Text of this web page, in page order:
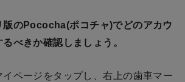
版のPococha(ポコチャ)でどのアカウ
べきか確認しましょう。
ページをタップし、右上の歯車マー